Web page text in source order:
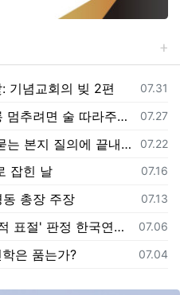
등록일
07.31
기념교회의 빚 2편
등록일
07.27
추려면 술 따라주기"
등록일
07.22
지 질의에 끝내 '침묵'
등록일
07.16
잡힌 날
등록일
07.13
총장 주장
등록일
07.06
구재단 보고서 전문 전격 공개
등록일
07.04
은 품는가?